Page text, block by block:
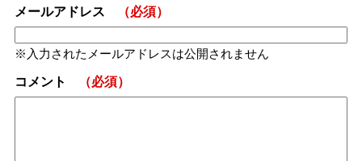
メールアドレス （必須）
入力されたメールアドレスは公開されません
コメント （必須）